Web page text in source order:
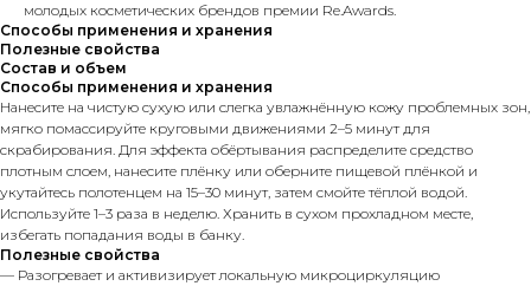
молодых косметических брендов премии Re.Awards.
Способы применения и хранения
Полезные свойства
Состав и объем
Способы применения и хранения
Нанесите на чистую сухую или слегка увлажнённую кожу проблемных зон,
мягко помассируйте круговыми движениями 2–5 минут для
скрабирования. Для эффекта обёртывания распределите средство
плотным слоем, нанесите плёнку или оберните пищевой плёнкой и
укутайтесь полотенцем на 15–30 минут, затем смойте тёплой водой.
Используйте 1–3 раза в неделю. Хранить в сухом прохладном месте,
избегать попадания воды в банку.
Полезные свойства
— Разогревает и активизирует локальную микроциркуляцию